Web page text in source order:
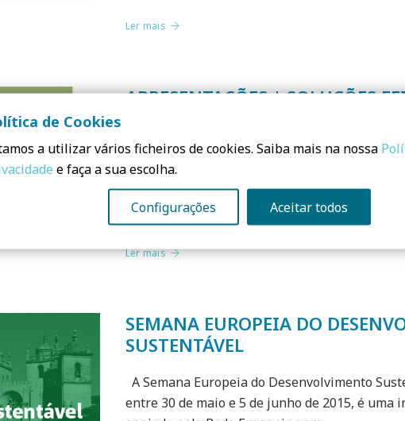
Ler mais
APRESENTAÇÕES | SOLUÇÕES
PROGRAMA 17h00 | Sessão de Abertura:
Aline Delgado (PCS) APRESENTAÇÕES
| Ecoprodutos : Isolamento e eficiência
| Isolamentos em…
Ler mais
SEMANA EUROPEIA DO
SUSTENTÁVEL
A Semana Europeia do Desenvolvimento
entre 30 de maio e 5 de junho de 2015, é uma
de Cookies
a utilizar vários ficheiros de cookies. Saiba mais na nossa
e faça a sua escolha.
Configurações Aceitar todos